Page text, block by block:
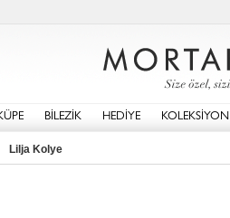
BİLEZİK HEDİYE KOLEKSİYON
Lilja Kolye